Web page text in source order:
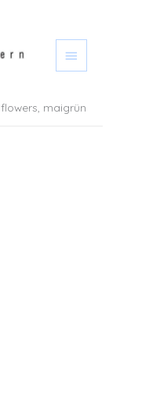
hauptmenü
flowers, maigrün